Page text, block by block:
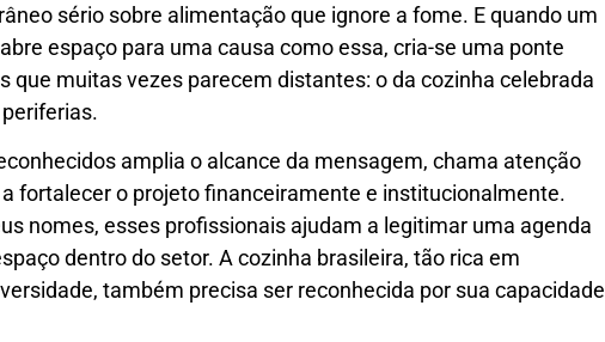
sério sobre alimentação que ignore a fome. E quando um
espaço para uma causa como essa, cria-se uma ponte
que muitas vezes parecem distantes: o da cozinha celebrada
amplia o alcance da mensagem, chama atenção
fortalecer o projeto financeiramente e institucionalmente.
nomes, esses profissionais ajudam a legitimar uma agenda
dentro do setor. A cozinha brasileira, tão rica em
também precisa ser reconhecida por sua capacidade